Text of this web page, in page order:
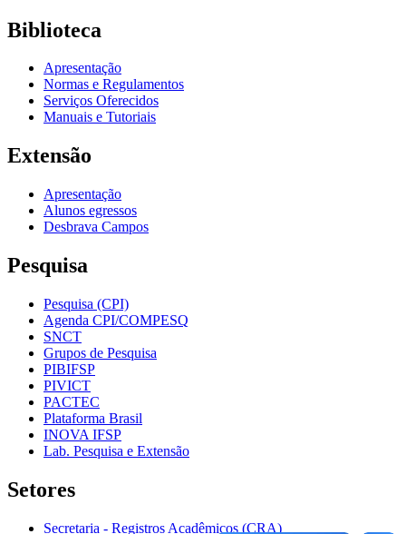
Biblioteca
Apresentação
Normas e Regulamentos
Serviços Oferecidos
Manuais e Tutoriais
Extensão
Apresentação
Alunos egressos
Desbrava Campos
Pesquisa
Pesquisa (CPI)
Agenda CPI/COMPESQ
SNCT
Grupos de Pesquisa
PIBIFSP
PIVICT
PACTEC
Plataforma Brasil
INOVA IFSP
Lab. Pesquisa e Extensão
Setores
Secretaria - Registros Acadêmicos (CRA)